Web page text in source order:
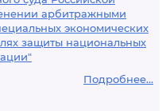
арбитражными
экономических
защиты национальных
Подробнее...